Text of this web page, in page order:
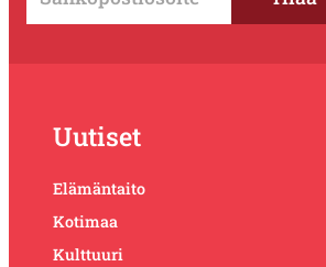
Uutiset
Elämäntaito
Kotimaa
Kulttuuri